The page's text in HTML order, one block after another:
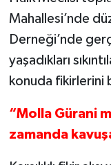
Mahallesi’nde
Derneği’nde
yaşadıkları
konuda fikirlerini
“Molla Gürani
zamanda